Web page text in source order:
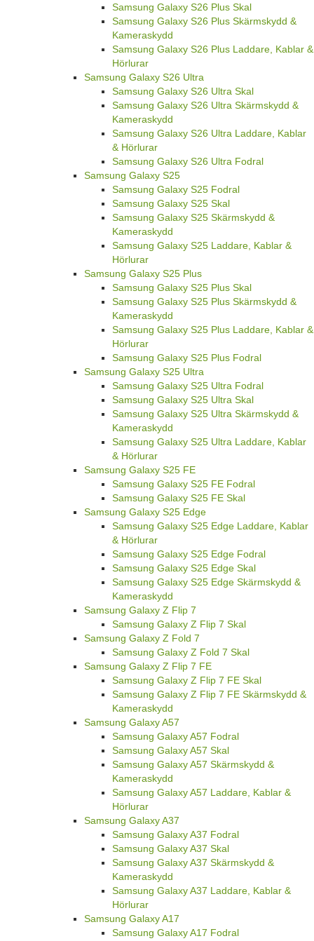
Samsung Galaxy S26 Plus Skal
Samsung Galaxy S26 Plus Skärmskydd &
Kameraskydd
Samsung Galaxy S26 Plus Laddare, Kablar &
Hörlurar
Samsung Galaxy S26 Ultra
Samsung Galaxy S26 Ultra Skal
Samsung Galaxy S26 Ultra Skärmskydd &
Kameraskydd
Samsung Galaxy S26 Ultra Laddare, Kablar
& Hörlurar
Samsung Galaxy S26 Ultra Fodral
Samsung Galaxy S25
Samsung Galaxy S25 Fodral
Samsung Galaxy S25 Skal
Samsung Galaxy S25 Skärmskydd &
Kameraskydd
Samsung Galaxy S25 Laddare, Kablar &
Hörlurar
Samsung Galaxy S25 Plus
Samsung Galaxy S25 Plus Skal
Samsung Galaxy S25 Plus Skärmskydd &
Kameraskydd
Samsung Galaxy S25 Plus Laddare, Kablar &
Hörlurar
Samsung Galaxy S25 Plus Fodral
Samsung Galaxy S25 Ultra
Samsung Galaxy S25 Ultra Fodral
Samsung Galaxy S25 Ultra Skal
Samsung Galaxy S25 Ultra Skärmskydd &
Kameraskydd
Samsung Galaxy S25 Ultra Laddare, Kablar
& Hörlurar
Samsung Galaxy S25 FE
Samsung Galaxy S25 FE Fodral
Samsung Galaxy S25 FE Skal
Samsung Galaxy S25 Edge
Samsung Galaxy S25 Edge Laddare, Kablar
& Hörlurar
Samsung Galaxy S25 Edge Fodral
Samsung Galaxy S25 Edge Skal
Samsung Galaxy S25 Edge Skärmskydd &
Kameraskydd
Samsung Galaxy Z Flip 7
Samsung Galaxy Z Flip 7 Skal
Samsung Galaxy Z Fold 7
Samsung Galaxy Z Fold 7 Skal
Samsung Galaxy Z Flip 7 FE
Samsung Galaxy Z Flip 7 FE Skal
Samsung Galaxy Z Flip 7 FE Skärmskydd &
Kameraskydd
Samsung Galaxy A57
Samsung Galaxy A57 Fodral
Samsung Galaxy A57 Skal
Samsung Galaxy A57 Skärmskydd &
Kameraskydd
Samsung Galaxy A57 Laddare, Kablar &
Hörlurar
Samsung Galaxy A37
Samsung Galaxy A37 Fodral
Samsung Galaxy A37 Skal
Samsung Galaxy A37 Skärmskydd &
Kameraskydd
Samsung Galaxy A37 Laddare, Kablar &
Hörlurar
Samsung Galaxy A17
Samsung Galaxy A17 Fodral